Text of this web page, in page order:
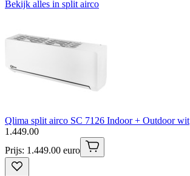
Bekijk alles in split airco
Qlima split airco SC 7126 Indoor + Outdoor wit
1 .449.00
Prijs: 1.449.00 euro